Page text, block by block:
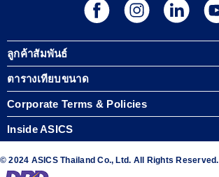
ลูกค้าสัมพันธ์
ตารางเทียบขนาด
Corporate Terms & Policies
Inside ASICS
© 2024 ASICS Thailand Co., Ltd. All Rights Reserved.